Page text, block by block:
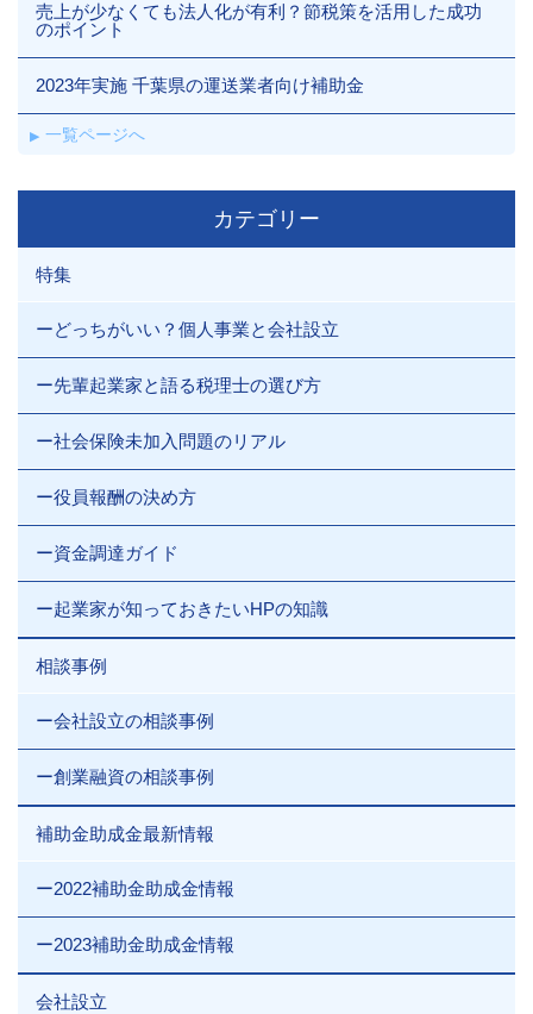
売上が少なくても法人化が有利？節税策を活用した成功
のポイント
2023年実施 千葉県の運送業者向け補助金
一覧ページへ
カテゴリー
特集
ーどっちがいい？個人事業と会社設立
ー先輩起業家と語る税理士の選び方
ー社会保険未加入問題のリアル
ー役員報酬の決め方
ー資金調達ガイド
ー起業家が知っておきたいHPの知識
相談事例
ー会社設立の相談事例
ー創業融資の相談事例
補助金助成金最新情報
ー2022補助金助成金情報
ー2023補助金助成金情報
会社設立